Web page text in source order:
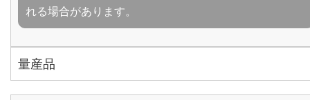
れる場合があります。
量産品